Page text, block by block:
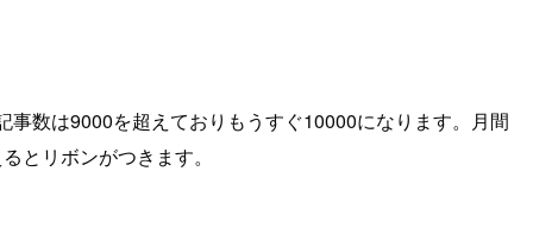
数は9000を超えておりもうすぐ10000になります。月間
とリボンがつきます。